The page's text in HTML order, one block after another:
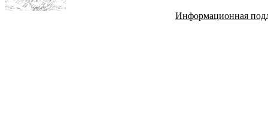
Информационная